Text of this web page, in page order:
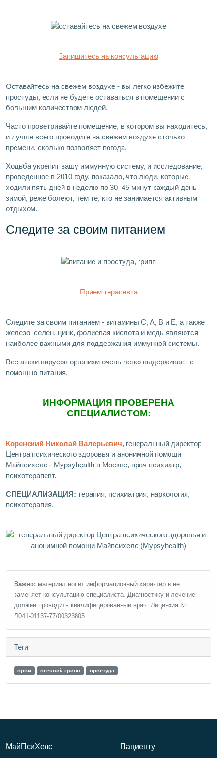
Запишитесь на консультацию
Оставайтесь на свежем воздухе - вы легко избежите
простуды, если не будете оставаться в помещении с
большим количеством людей.
Часто проветривайте помещение, в котором вы находитесь,
и лучше всего проводите на свежем воздухе столько
времени, сколько позволяет погода.
Ходьба укрепит вашу иммунную систему, и исследование,
проведенное в 2010 году, показало, что люди, которые
ходили пять дней в неделю по 30–45 минут каждый день
зимой, реже болеют, чем те, кто не занимается активным
отдыхом.
Следите за своим питанием
Прием терапевта
Следите за своим питанием - витамины C, A, B и E, а также
железо, селен, цинк, фолиевая кислота и медь являются
наиболее важными для поддержания иммунной системы.
Все атаки вирусов организм очень легко выдерживает с
помощью питания.
ИНФОРМАЦИЯ ПРОВЕРЕНА
СПЕЦИАЛИСТОМ:
Коренский Николай Валерьевич, генеральный директор
Центра психического здоровья и анонимной помощи
Майпсихелс - Mypsyhealth в Москве, врач психиатр,
психотерапевт.
СПЕЦИАЛИЗАЦИЯ: терапия, психиатрия, наркология,
психотерапия.
Важно: материал носит информационный характер и не
заменяет консультацию специалиста. Диагностику и лечение
должен проводить квалифицированный врач. Лицензия №
Л041-01137-77/00323805.
Теги
орви осенний грипп простуда
МайПсиХелс Пациенту